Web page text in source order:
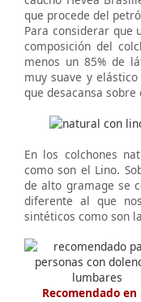
que procede del
Para considerar que
composición del
menos un 85% de
muy suave y
que desacansa sobre
En los colchones
como son el Lino.
de alto gramage se
diferente al que
sintéticos como son
Recomendado